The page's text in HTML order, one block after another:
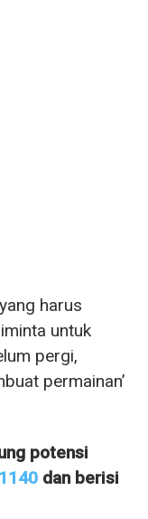
harus
untuk
pergi,
permainan’
potensi
dan berisi